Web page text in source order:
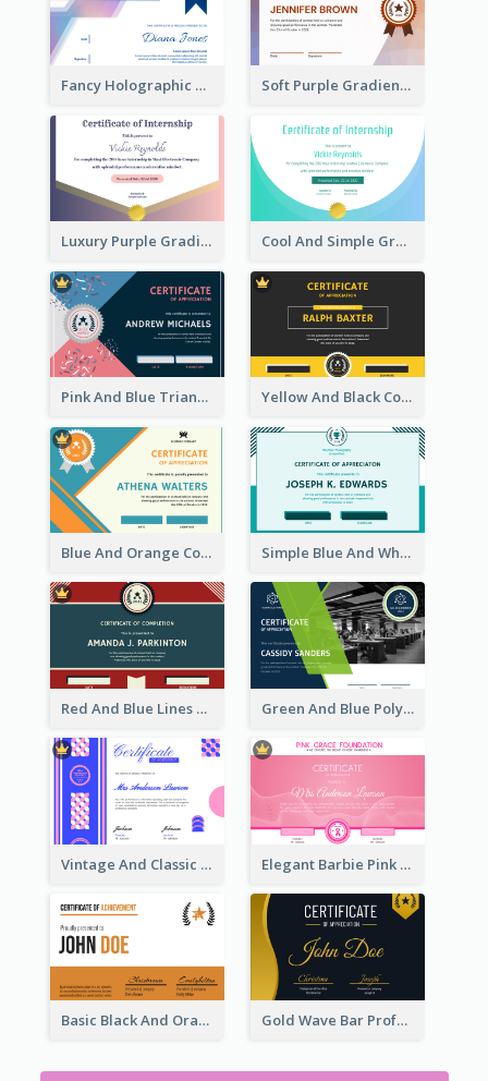
Fancy Holographic Certificate Design Ideas Soft Purple Gradient Certificate
Luxury Purple Gradient Certificate Design For Recommendation Cool And Simple Gradient Refreshing Certificate Design
Pink And Blue Triangles Confetti Celebration Certificate Yellow And Black Contrast Simple Certificate
Blue And Orange Company Triangles With Badge Certificate Simple Blue And White Rectangle Certificate
Red And Blue Lines And Badge Completion Certificate Green And Blue Polygon With Photo Certificate
Vintage And Classic Vibrant Certificate Design Ideas Elegant Barbie Pink Certificate Design Ideas
Basic Black And Orange Certificate Of Achievement Gold Wave Bar Professional Certificate of Appreciation